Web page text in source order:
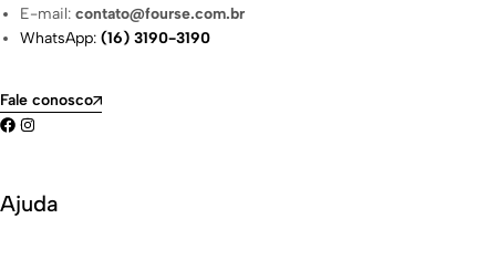
E-mail:contato@fourse.com.br
WhatsApp:(16) 3190-3190
Fale conosco
Ajuda